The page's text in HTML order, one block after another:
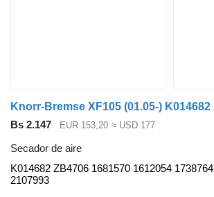
Bs 2.147 EUR 153,20 ≈ USD 177
Secador de aire
K014682 ZB4706 1681570 1612054 1738764
2107993